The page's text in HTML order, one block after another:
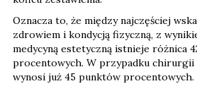
Oznacza to, że między najczęściej
zdrowiem i kondycją fizyczną, z
medycyną estetyczną istnieje różnica
procentowych. W przypadku chirurgii
wynosi już 45 punktów procentowych.